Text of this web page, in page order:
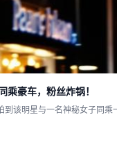
豪车，粉丝炸锅！
该明星与一名神秘女子同